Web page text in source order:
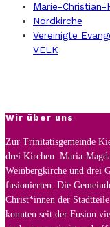
Marie-Christian-
Nordkirche
Vereinigte
VELK
Wir über uns
Zur Trinitatisgemeinde
drei Kirchen: Maria-
Weinbergkirche und drei
fusionierten. Die
Christ*innen der
konnten seit der Fusion